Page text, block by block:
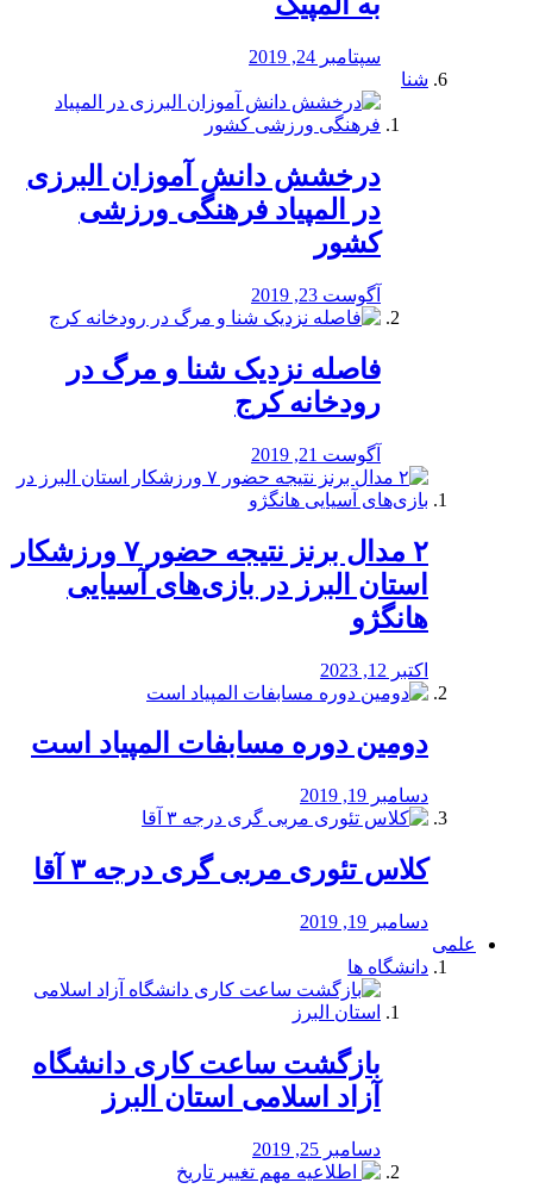
سپتامبر 24, 2019
شنا
درخشش دانش آموزان البرزی
در المپیاد فرهنگی ورزشی
کشور
آگوست 23, 2019
️فاصله نزدیک شنا و مرگ در
رودخانه کرج
آگوست 21, 2019
۲ مدال برنز نتیجه حضور ۷ ورزشکار
استان البرز در بازی‌های آسیایی
هانگژو
اکتبر 12, 2023
دومین دوره مسابفات المپیاد است
دسامبر 19, 2019
کلاس تئوری مربی گری درجه ۳ آقا
دسامبر 19, 2019
علمی
دانشگاه ها
بازگشت ساعت کاری دانشگاه
آزاد اسلامی استان البرز
دسامبر 25, 2019